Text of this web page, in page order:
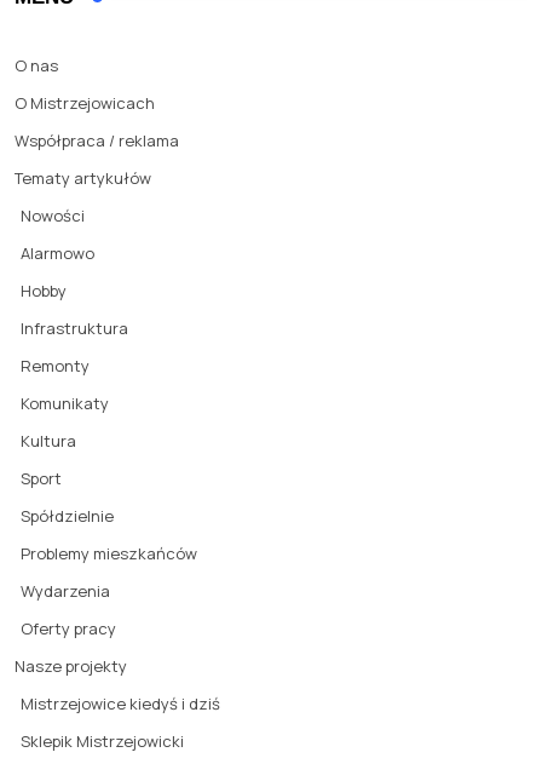
O nas
O Mistrzejowicach
Współpraca / reklama
Tematy artykułów
Nowości
Alarmowo
Hobby
Infrastruktura
Remonty
Komunikaty
Kultura
Sport
Spółdzielnie
Problemy mieszkańców
Wydarzenia
Oferty pracy
Nasze projekty
Mistrzejowice kiedyś i dziś
Sklepik Mistrzejowicki